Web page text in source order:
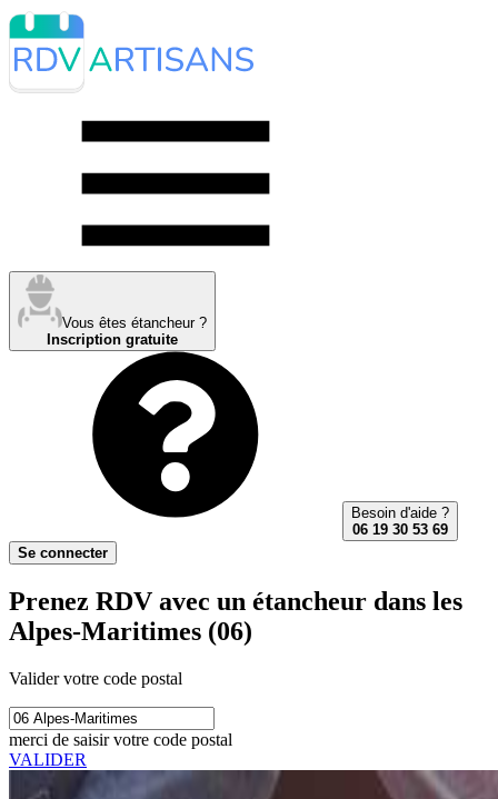
Vous êtes étancheur ?
Inscription gratuite
Besoin d'aide ?
06 19 30 53 69
Se connecter
Prenez RDV avec un étancheur dans les
Alpes-Maritimes (06)
Valider votre code postal
merci de saisir votre code postal
VALIDER